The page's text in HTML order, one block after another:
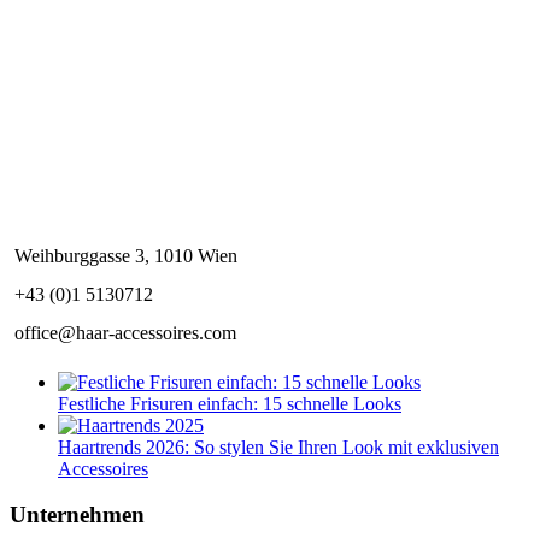
Weihburggasse 3, 1010 Wien
+43 (0)1 5130712
office@haar-accessoires.com
Festliche Frisuren einfach: 15 schnelle Looks
Haartrends 2026: So stylen Sie Ihren Look mit exklusiven
Accessoires
Unternehmen